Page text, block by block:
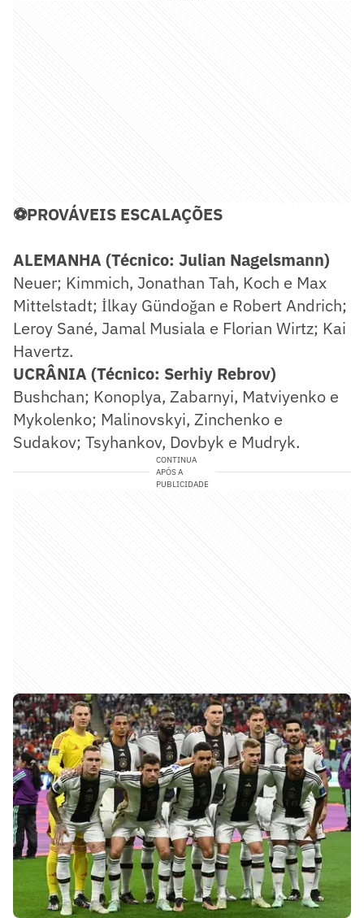
⚽PROVÁVEIS ESCALAÇÕES
ALEMANHA (Técnico: Julian Nagelsmann)
Neuer; Kimmich, Jonathan Tah, Koch e Max
Mittelstadt; İlkay Gündoğan e Robert Andrich;
Leroy Sané, Jamal Musiala e Florian Wirtz; Kai
Havertz.
UCRÂNIA (Técnico: Serhiy Rebrov)
Bushchan; Konoplya, Zabarnyi, Matviyenko e
Mykolenko; Malinovskyi, Zinchenko e
Sudakov; Tsyhankov, Dovbyk e Mudryk.
CONTINUA
APÓS A
PUBLICIDADE